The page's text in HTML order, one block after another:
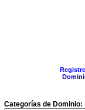
Categorías de Dominio: